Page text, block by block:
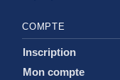
COMPTE
Inscription
Mon compte